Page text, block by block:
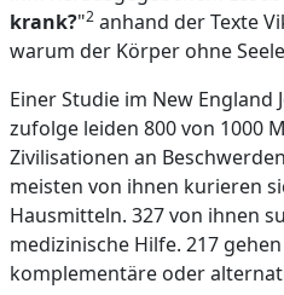
krank?"2 anhand der Texte
warum der Körper ohne
Einer Studie im New England
zufolge leiden 800 von 1000
Zivilisationen an
meisten von ihnen kurieren
Hausmitteln. 327 von ihnen
medizinische Hilfe. 217
komplementäre oder